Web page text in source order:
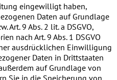
eingewilligt haben,
Daten auf Grundlage
Art. 9 Abs. 2 lit. a DSGVO,
nach Art. 9 Abs. 1 DSGVO
ausdrücklichen Einwilligung
Daten in Drittstaaten
auf Grundlage von
Sie in die Speicherung von